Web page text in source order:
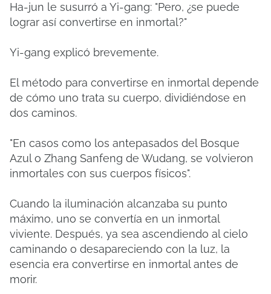
Ha-jun le susurró a Yi-gang: "Pero, ¿se puede
lograr así convertirse en inmortal?"
Yi-gang explicó brevemente.
El método para convertirse en inmortal depende
de cómo uno trata su cuerpo, dividiéndose en
dos caminos.
"En casos como los antepasados ​​del Bosque
Azul o Zhang Sanfeng de Wudang, se volvieron
inmortales con sus cuerpos físicos".
Cuando la iluminación alcanzaba su punto
máximo, uno se convertía en un inmortal
viviente. Después, ya sea ascendiendo al cielo
caminando o desapareciendo con la luz, la
esencia era convertirse en inmortal antes de
morir.